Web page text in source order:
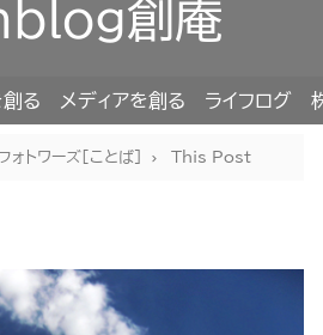
創庵
創る メディアを創る ライフログ
ォトワーズ[ことば] This Post